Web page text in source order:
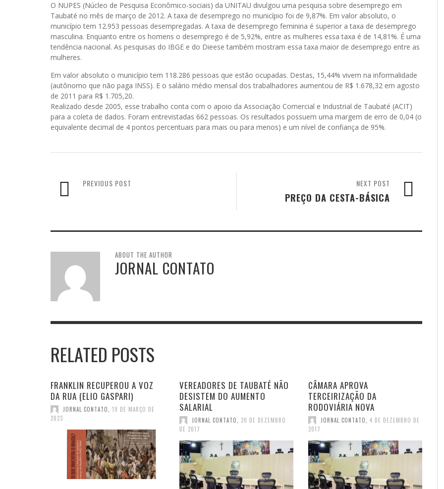
O NUPES (Núcleo de Pesquisa Econômico-sociais) da UNITAU divulgou uma pesquisa sobre desemprego em
Taubaté no mês de março de 2012. A taxa de desemprego no município foi de 9,87%. Em valor absoluto, o
município tem 12.953 pessoas desempregadas. A taxa de desemprego feminina é superior a taxa de desemprego
masculina. Enquanto entre os homens o desemprego é de 5,92%, entre as mulheres essa taxa é de 14,81%. É uma
tendência nacional. As pesquisas do IBGE e do Dieese também mostram essa taxa maior de desemprego entre as
mulheres.
Em valor absoluto o município tem 118.286 pessoas que estão ocupadas. Destas, 15,44% vivem na informalidade
(autônomo que não paga INSS). E o salário médio mensal dos trabalhadores aumentou de R$ 1.678,32 em agosto
de 2011 para R$ 1.705,20.
Realizado desde 2005, esse trabalho conta com o apoio da Associação Comercial e Industrial de Taubaté (ACIT)
para a coleta de dados. Foram entrevistadas 662 pessoas. Os resultados possuem uma margem de erro de 0,04 (o
equivalente decimal de 4 pontos percentuais para mais ou para menos) e um nível de confiança de 95%.
NEXT POST
PREÇO DA CESTA-BÁSICA
PREVIOUS POST
ABOUT THE AUTHOR
JORNAL CONTATO
RELATED POSTS
FRANKLIN RECUPEROU A VOZ
DA RUA (ELIO GASPARI)
JORNAL CONTATO
19 DE MARÇO DE
2023
VEREADORES DE TAUBATÉ NÃO
DESISTEM DO AUMENTO
SALARIAL
JORNAL CONTATO
20 DE DEZEMBRO
DE 2017
CÂMARA APROVA
TERCEIRIZAÇÃO DA
RODOVIÁRIA NOVA
JORNAL CONTATO
4 DE DEZEMBRO DE
2017